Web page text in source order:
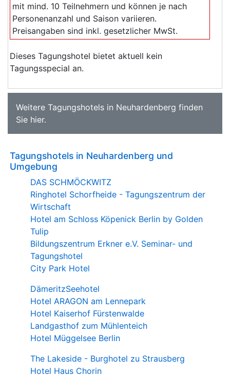
mit mind. 10 Teilnehmern und können je nach
Personenanzahl und Saison variieren.
Preisangaben sind inkl. gesetzlicher MwSt.
Dieses Tagungshotel bietet aktuell kein
Tagungsspecial an.
Weitere Tagungshotels in Neuhardenberg finden
Sie hier.
Tagungshotels in Neuhardenberg und
Umgebung
DAS SCHMÖCKWITZ
Ringhotel Schorfheide - Tagungszentrum der
Wirtschaft
Hotel am Schloss Köpenick Berlin by Golden
Tulip
Bildungszentrum Erkner e.V. Seminar- und
Tagungshotel
City Park Hotel
DämeritzSeehotel
Hotel ARAGON am Lennepark
Hotel Kaiserhof Fürstenwalde
Landgasthof zum Mühlenteich
Hotel Müggelsee Berlin
The Lakeside - Burghotel zu Strausberg
Hotel Haus Chorin